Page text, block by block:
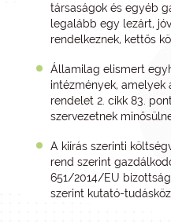
társaságok és egyéb
legalább egy lezárt,
rendelkeznek, kettős
Államilag elismert
intézmények,
rendelet 2. cikk 83.
szervezetnek
A kiírás szerinti
rend szerint
651/2014/EU
szerint kutató-